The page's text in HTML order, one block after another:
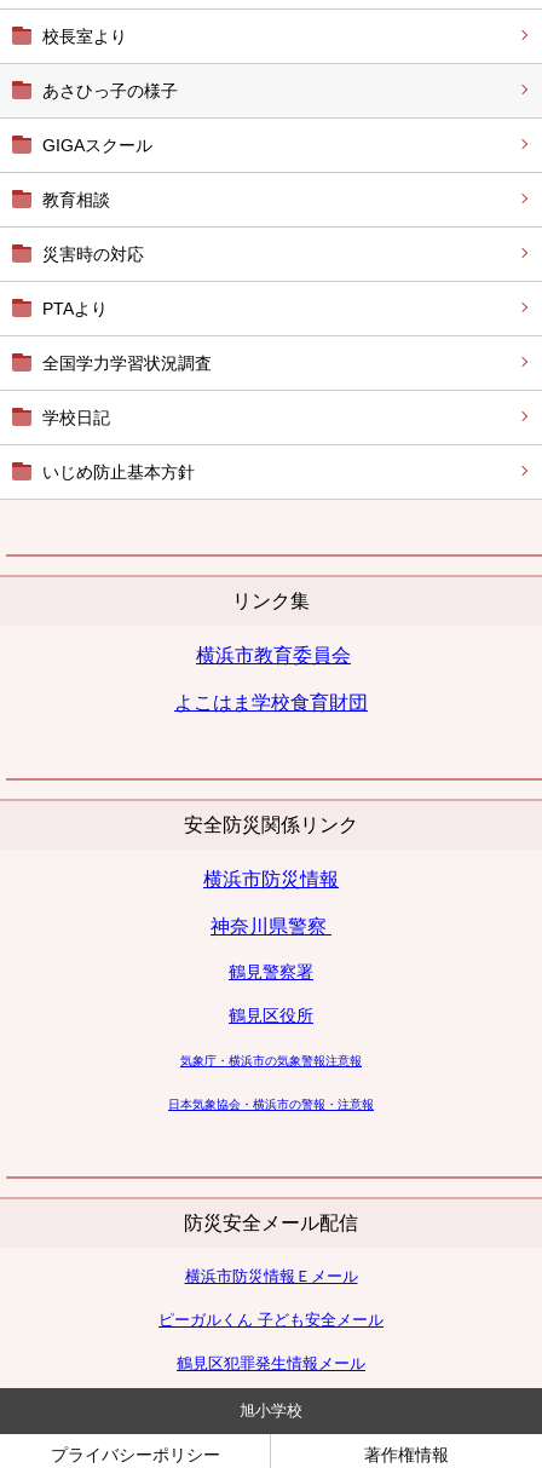
校長室より
あさひっ子の様子
GIGAスクール
教育相談
災害時の対応
PTAより
全国学力学習状況調査
学校日記
いじめ防止基本方針
リンク集
横浜市教育委員会
よこはま学校食育財団
安全防災関係リンク
横浜市防災情報
神奈川県警察
鶴見警察署
鶴見区役所
気象庁・横浜市の気象警報注意報
日本気象協会・横浜市の警報・注意報
防災安全メール配信
横浜市防災情報Ｅメール
ピーガルくん 子ども安全メール
鶴見区犯罪発生情報メール
旭小学校
プライバシーポリシー 著作権情報